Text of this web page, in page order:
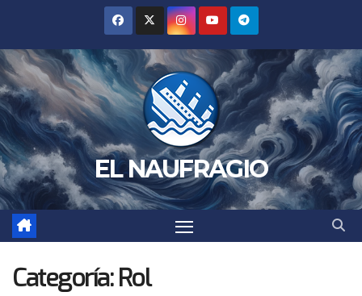
contenido
EL NAUFRAGIO
Categoría:Rol